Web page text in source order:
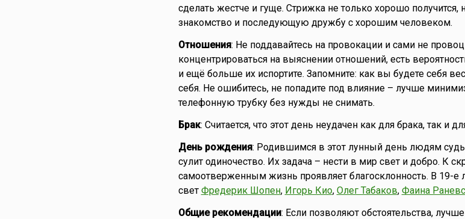
сделать жестче и гуще. Стрижка не только хорошо
знакомство и последующую дружбу с хорошим человеком.
Отношения: Не поддавайтесь на провокации и сами не
концентрироваться на выяснении отношений, есть
и ещё больше их испортите. Запомните: как вы будете себя
себя. Не ошибитесь, не попадите под влияние – лучше
телефонную трубку без нужды не снимать.
Брак: Считается, что этот день неудачен как для брака, так и
День рождения: Родившимся в этот лунный день людям
сулит одиночество. Их задача – нести в мир свет и добро. К
самоотверженным жизнь проявляет благосклонность. В 19-е
свет Фредерик Шопен, Игорь Кио, Олег Табаков, Фаина
Общие рекомендации: Если позволяют обстоятельства,